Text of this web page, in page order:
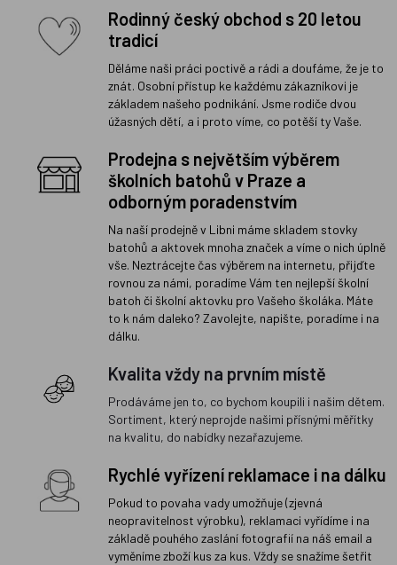
Rodinný český obchod s 20 letou
tradicí
Děláme naši práci poctivě a rádi a doufáme, že je to
znát. Osobní přístup ke každému zákazníkovi je
základem našeho podnikání. Jsme rodiče dvou
úžasných dětí, a i proto víme, co potěší ty Vaše.
Prodejna s největším výběrem
školních batohů v Praze a
odborným poradenstvím
Na naší prodejně v Libni máme skladem stovky
batohů a aktovek mnoha značek a víme o nich úplně
vše. Neztrácejte čas výběrem na internetu, přijďte
rovnou za námi, poradíme Vám ten nejlepší školní
batoh či školní aktovku pro Vašeho školáka. Máte
to k nám daleko? Zavolejte, napište, poradíme i na
dálku.
Kvalita vždy na prvním místě
Prodáváme jen to, co bychom koupili i našim dětem.
Sortiment, který neprojde našimi přísnými měřítky
na kvalitu, do nabídky nezařazujeme.
Rychlé vyřízení reklamace i na dálku
Pokud to povaha vady umožňuje (zjevná
neopravitelnost výrobku), reklamaci vyřídíme i na
základě pouhého zaslání fotografií na náš email a
vyměníme zboží kus za kus. Vždy se snažíme šetřit